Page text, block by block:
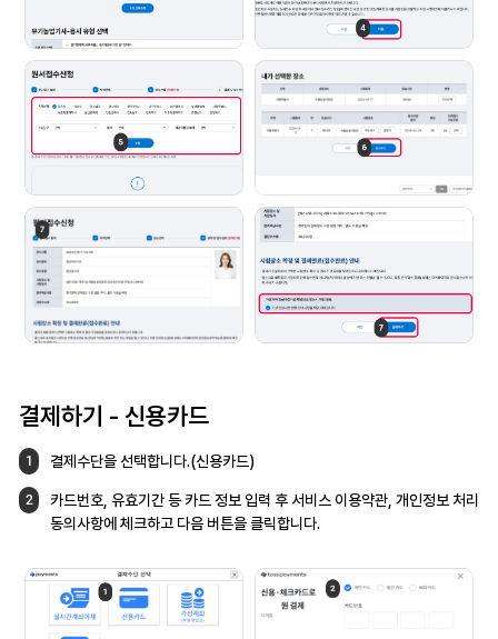
결제하기 - 신용카드
1 결제수단을 선택합니다.(신용카드)
2 카드번호, 유효기간 등 카드 정보 입력 후서비스 이용약관, 개인정보 처리
동의사항에 체크하고 다음 버튼을 클릭합니다.